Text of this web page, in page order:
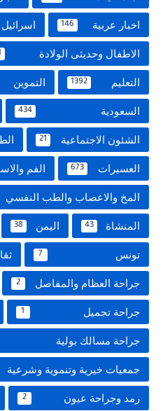
اخبار عربية 146 اسرائيل
الاطفال وحديثى الولادة
التعليم 1392 التموين
السعودية 434
الشئون الاجتماعية 21
العسيرات 673 الفم
المخ والاعصاب والطب النفسي
المنشاة 43 اليمن 38
تونس 7
جراحة العظام والمفاصل 2
جراحة تجميل 1
جراحة مسالك بولية
جمعيات خيرية وتنموية وشرعية
رمد وجراحة عيون 2